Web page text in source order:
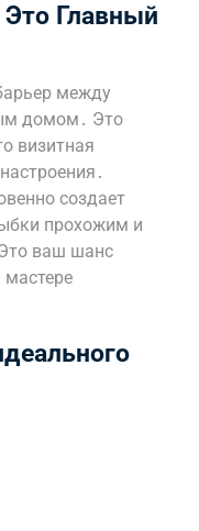
Главный
между
домом․ Это
визитная
создает
прохожим и
ваш шанс